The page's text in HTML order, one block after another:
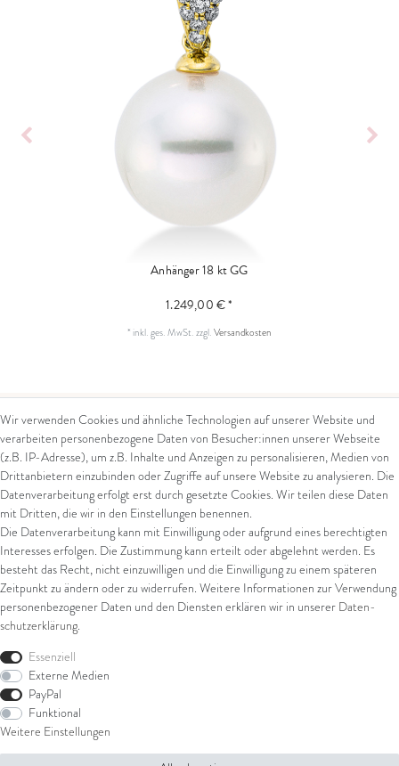
Anhänger 18 kt GG
1.249,00 € *
* inkl. ges. MwSt.zzgl.Versandkosten
Kontakt
Kontaktformular
Arena in Arte GmbH
Marktgasse 2,
8600 Dübendorf
Tel: +41 44 821 60 40
E-Mail:info@goldschmiede-
arena.com
Rechtliches
AGB
Impressum
Datenschutz
Widerrufsrecht
Zahlung und Versand
Widerrufsformular
Wir verwenden Cookies und ähnliche Technologien auf unserer Website und
verarbeiten personenbezogene Daten von Besucher:innen unserer Webseite
(z.B. IP-Adresse), um z.B. Inhalte und Anzeigen zu personalisieren, Medien von
Drittanbietern einzubinden oder Zugriffe auf unsere Website zu analysieren. Die
Datenverarbeitung erfolgt erst durch gesetzte Cookies. Wir teilen diese Daten
mit Dritten, die wir in den Einstellungen benennen.
Die Datenverarbeitung kann mit Einwilligung oder aufgrund eines berechtigten
Interesses erfolgen. Die Zustimmung kann erteilt oder abgelehnt werden. Es
besteht das Recht, nicht einzuwilligen und die Einwilligung zu einem späteren
Zeitpunkt zu ändern oder zu widerrufen. Weitere Informationen zur Verwendung
personenbezogener Daten und den Diensten erklären wir in unserer Daten­
schutz­erklärung.
Essenziell
Externe Medien
PayPal
Funktional
Weitere Einstellungen